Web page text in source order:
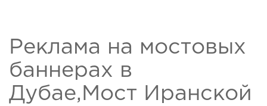
Реклама на мостовых
баннерах в
Дубае,Мост Иранской